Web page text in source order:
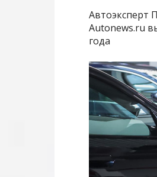
Автоэксперт
Autonews.ru
года